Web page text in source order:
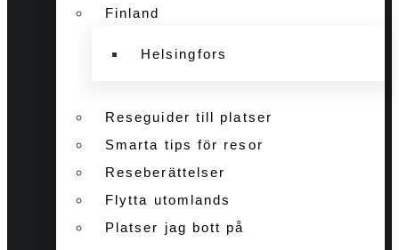
Finland
Helsingfors
Reseguider till platser
Smarta tips för resor
Reseberättelser
Flytta utomlands
Platser jag bott på